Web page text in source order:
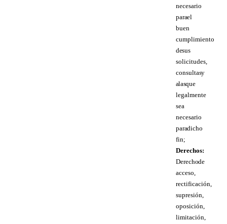
necesario
para el
buen
cumplimiento
de sus
solicitudes,
consultas y
a las que
legalmente
sea
necesario
para dicho
fin;
Derechos:
Derecho de
acceso,
rectificación,
supresión,
oposición,
limitación,